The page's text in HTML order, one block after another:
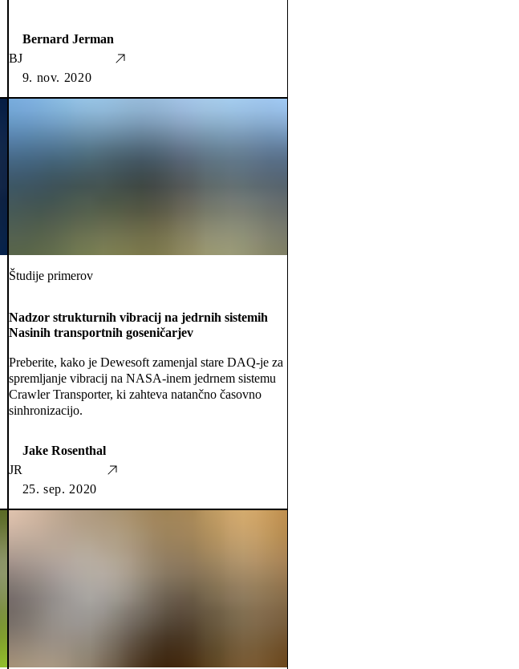
BJ
Bernard Jerman
9. nov. 2020
Študije primerov
Nadzor strukturnih vibracij na jedrnih sistemih
Nasinih transportnih goseničarjev
Preberite, kako je Dewesoft zamenjal stare DAQ-je za
spremljanje vibracij na NASA-inem jedrnem sistemu
Crawler Transporter, ki zahteva natančno časovno
sinhronizacijo.
JR
Jake Rosenthal
25. sep. 2020